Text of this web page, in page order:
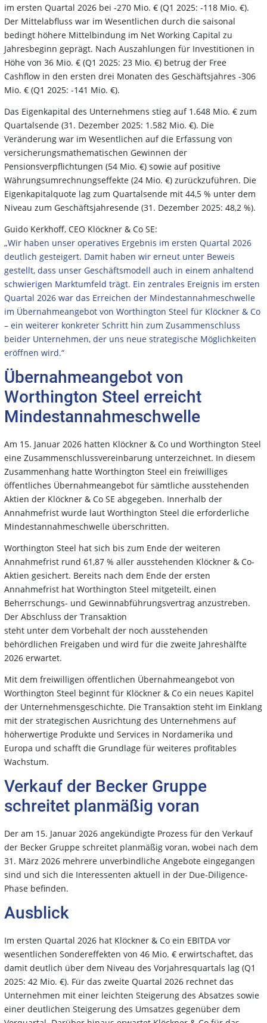
im ersten Quartal 2026 bei -270 Mio. € (Q1 2025: -118 Mio. €).
Der Mittelabfluss war im Wesentlichen durch die saisonal
bedingt höhere Mittelbindung im Net Working Capital zu
Jahresbeginn geprägt. Nach Auszahlungen für Investitionen in
Höhe von 36 Mio. € (Q1 2025: 23 Mio. €) betrug der Free
Cashflow in den ersten drei Monaten des Geschäftsjahres -306
Mio. € (Q1 2025: -141 Mio. €).
Das Eigenkapital des Unternehmens stieg auf 1.648 Mio. € zum
Quartalsende (31. Dezember 2025: 1.582 Mio. €). Die
Veränderung war im Wesentlichen auf die Erfassung von
versicherungsmathematischen Gewinnen der
Pensionsverpflichtungen (54 Mio. €) sowie auf positive
Währungsumrechnungseffekte (24 Mio. €) zurückzuführen. Die
Eigenkapitalquote lag zum Quartalsende mit 44,5 % unter dem
Niveau zum Geschäftsjahresende (31. Dezember 2025: 48,2 %).
Guido Kerkhoff, CEO Klöckner & Co SE:
„Wir haben unser operatives Ergebnis im ersten Quartal 2026
deutlich gesteigert. Damit haben wir erneut unter Beweis
gestellt, dass unser Geschäftsmodell auch in einem anhaltend
schwierigen Marktumfeld trägt. Ein zentrales Ereignis im ersten
Quartal 2026 war das Erreichen der Mindestannahmeschwelle
im Übernahmeangebot von Worthington Steel für Klöckner & Co
– ein weiterer konkreter Schritt hin zum Zusammenschluss
beider Unternehmen, der uns neue strategische Möglichkeiten
eröffnen wird.“
Übernahmeangebot von
Worthington Steel erreicht
Mindestannahmeschwelle
Am 15. Januar 2026 hatten Klöckner & Co und Worthington Steel
eine Zusammenschlussvereinbarung unterzeichnet. In diesem
Zusammenhang hatte Worthington Steel ein freiwilliges
öffentliches Übernahmeangebot für sämtliche ausstehenden
Aktien der Klöckner & Co SE abgegeben. Innerhalb der
Annahmefrist wurde laut Worthington Steel die erforderliche
Mindestannahmeschwelle überschritten.
Worthington Steel hat sich bis zum Ende der weiteren
Annahmefrist rund 61,87 % aller ausstehenden Klöckner & Co-
Aktien gesichert. Bereits nach dem Ende der ersten
Annahmefrist hat Worthington Steel mitgeteilt, einen
Beherrschungs- und Gewinnabführungsvertrag anzustreben.
Der Abschluss der Transaktion
steht unter dem Vorbehalt der noch ausstehenden
behördlichen Freigaben und wird für die zweite Jahreshälfte
2026 erwartet.
Mit dem freiwilligen öffentlichen Übernahmeangebot von
Worthington Steel beginnt für Klöckner & Co ein neues Kapitel
der Unternehmensgeschichte. Die Transaktion steht im Einklang
mit der strategischen Ausrichtung des Unternehmens auf
höherwertige Produkte und Services in Nordamerika und
Europa und schafft die Grundlage für weiteres profitables
Wachstum.
Verkauf der Becker Gruppe
schreitet planmäßig voran
Der am 15. Januar 2026 angekündigte Prozess für den Verkauf
der Becker Gruppe schreitet planmäßig voran, wobei nach dem
31. März 2026 mehrere unverbindliche Angebote eingegangen
sind und sich die Interessenten aktuell in der Due-Diligence-
Phase befinden.
Ausblick
Im ersten Quartal 2026 hat Klöckner & Co ein EBITDA vor
wesentlichen Sondereffekten von 46 Mio. € erwirtschaftet, das
damit deutlich über dem Niveau des Vorjahresquartals lag (Q1
2025: 42 Mio. €). Für das zweite Quartal 2026 rechnet das
Unternehmen mit einer leichten Steigerung des Absatzes sowie
einer deutlichen Steigerung des Umsatzes gegenüber dem